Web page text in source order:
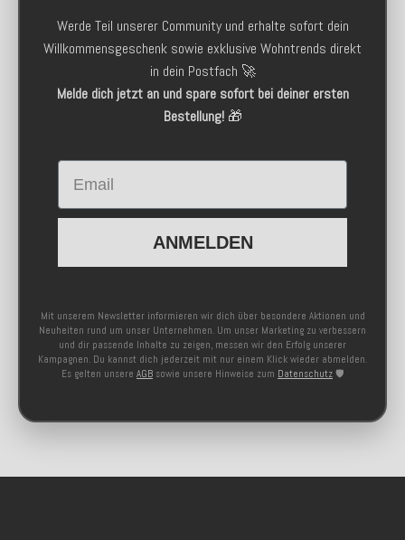
Werde Teil unserer Community und erhalte sofort dein
Willkommensgeschenk sowie exklusive Wohntrends direkt
in dein Postfach 🚀
Melde dich jetzt an und spare sofort bei deiner ersten
Bestellung!🎁
Email
ANMELDEN
Mit unserem Newsletter informieren wir dich über besondere Aktionen und
Neuheiten rund um unser Unternehmen. Um unser Marketing zu verbessern
und dir passende Inhalte zu zeigen, messen wir den Erfolg unserer
Kampagnen. Du kannst dich jederzeit mit nur einem Klick wieder abmelden.
Es gelten unsere AGB sowie unsere Hinweise zum Datenschutz 🛡️